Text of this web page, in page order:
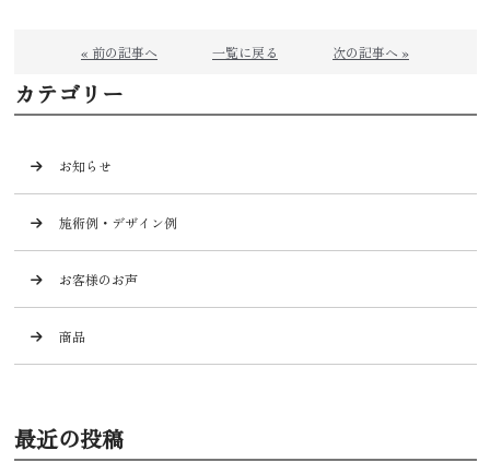
« 前の記事へ 一覧に戻る 次の記事へ »
カテゴリー
お知らせ
施術例・デザイン例
お客様のお声
商品
最近の投稿